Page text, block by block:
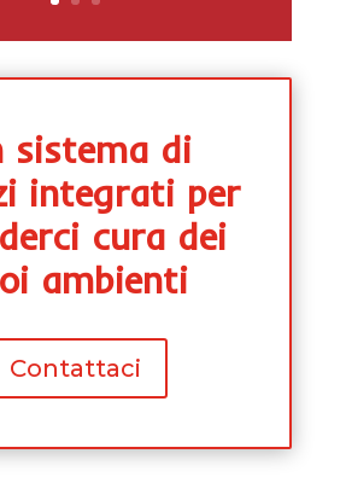
sistema di
integrati per
cura dei
ambienti
Contattaci